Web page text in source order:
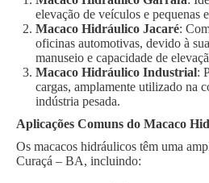
elevação de veículos e pequenas
Macaco Hidráulico Jacaré:
oficinas automotivas, devido à
manuseio e capacidade de
Macaco Hidráulico Industrial:
cargas, amplamente utilizado na
indústria pesada.
Aplicações Comuns do Macaco
Os macacos hidráulicos têm uma
Curaçá – BA, incluindo: